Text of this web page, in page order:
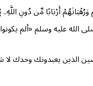
وَرُهْبَانَهُمْ أَرْبَابًا مِّن دُونِ
الله عليه وسلم «ألم
الذين يعبدونك وحدك